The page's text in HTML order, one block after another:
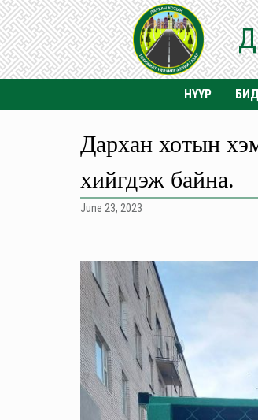
НҮҮР
Дархан хотын
хийгдэж байна.
June 23, 2023